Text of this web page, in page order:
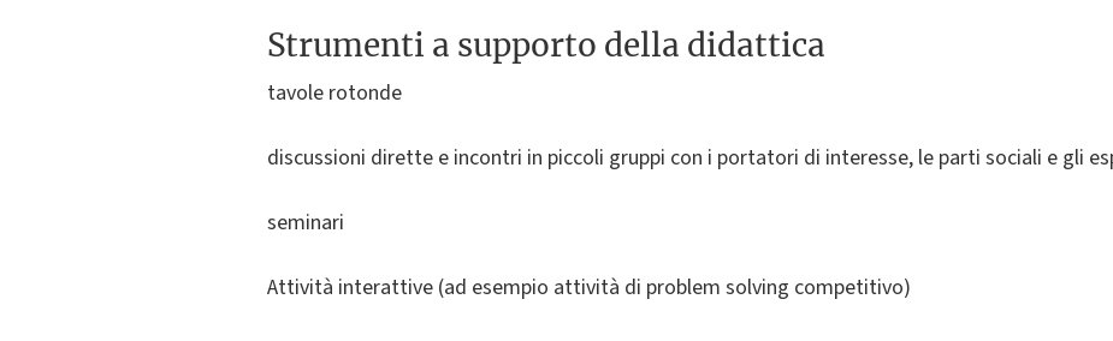
Strumenti a supporto della didattica
tavole rotonde
discussioni dirette e incontri in piccoli gruppi con i portatori di interesse, le parti sociali e gli
seminari
Attività interattive (ad esempio attività di problem solving competitivo)